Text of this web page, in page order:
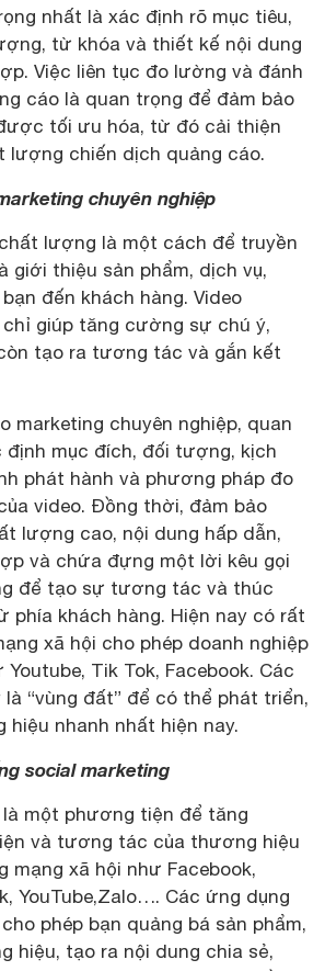
nhất là xác định rõ mục tiêu,
từ khóa và thiết kế nội dung
Việc liên tục đo lường và đánh
cáo là quan trọng để đảm bảo
tối ưu hóa, từ đó cải thiện
lượng chiến dịch quảng cáo.
chuyên nghiệp
lượng là một cách để truyền
giới thiệu sản phẩm, dịch vụ,
đến khách hàng. Video
chỉ giúp tăng cường sự chú ý,
tạo ra tương tác và gắn kết
marketing chuyên nghiệp, quan
định mục đích, đối tượng, kịch
phát hành và phương pháp đo
video. Đồng thời, đảm bảo
lượng cao, nội dung hấp dẫn,
và chứa đựng một lời kêu gọi
để tạo sự tương tác và thúc
phía khách hàng. Hiện nay có rất
xã hội cho phép doanh nghiệp
Tik Tok, Facebook. Các
“vùng đất” để có thể phát triển,
hiệu nhanh nhất hiện nay.
social marketing
là một phương tiện để tăng
và tương tác của thương hiệu
mạng xã hội như Facebook,
YouTube,Zalo…. Các ứng dụng
phép bạn quảng bá sản phẩm,
hiệu, tạo ra nội dung chia sẻ,